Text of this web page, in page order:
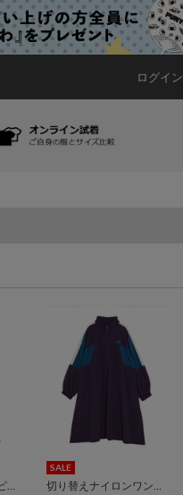
ログイン
フリルジャージワンピース
SALE
切り替えナイロンワンピース